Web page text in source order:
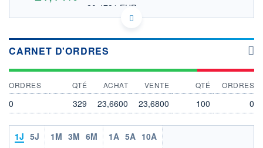
20,4781 EUR
DONNÉES TEMPS DIFFÉRÉ
Politique d'exécution
22
26
CARNET D'ORDRES
ORDRES QTÉ ACHAT VENTE QTÉ ORDRES
0 329 23,6600 23,6800 100 0
1J 5J 1M 3M 6M 1A 5A 10A